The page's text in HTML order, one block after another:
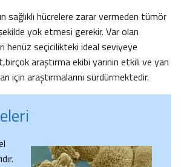
sağlıklı hücrelere zarar vermeden tümör
yok etmesi gerekir. Var olan
henüz seçicilikteki ideal seviyeye
araştırma ekibi yarının etkili ve yan
için araştırmalarını sürdürmektedir.